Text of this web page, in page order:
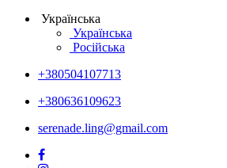
Українська
Українська
Російська
+380504107713
+380636109623
serenade.ling@gmail.com